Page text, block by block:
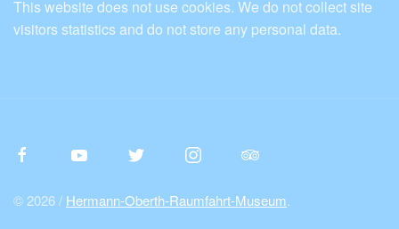
This website does not use cookies. We do not collect site
visitors statistics and do not store any personal data.
© 2026 / Hermann-Oberth-Raumfahrt-Museum.